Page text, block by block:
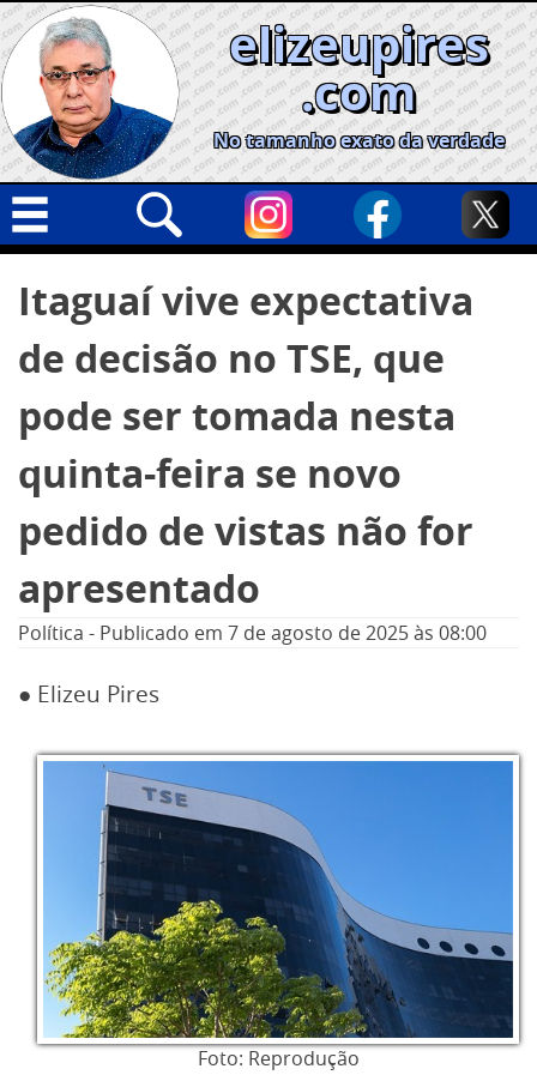
Skip
to
content
elizeupires
.com
No tamanho exato da verdade
Geral
Cidades
Política
Nacional
Opinião
Informe especial
por:
Itaguaí vive expectativa
de decisão no TSE, que
pode ser tomada nesta
quinta-feira se novo
pedido de vistas não for
apresentado
Política - Publicado em 7 de agosto de 2025às 08:00
● Elizeu Pires
Foto: Reprodução